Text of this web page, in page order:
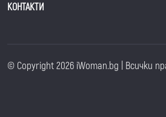
КОНТАКТИ
© Copyright 2026 iWoman.bg | Всички